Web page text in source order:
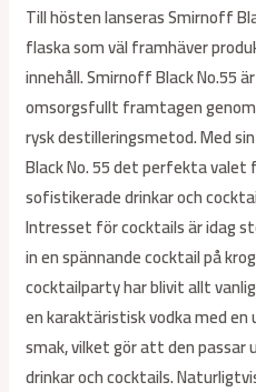
Till hösten lanseras Smirnoff
flaska som väl framhäver
innehåll. Smirnoff Black No.55
omsorgsfullt framtagen
rysk destilleringsmetod. Med
Black No. 55 det perfekta valet
sofistikerade drinkar och
Intresset för cocktails är idag
in en spännande cocktail på
cocktailparty har blivit allt
en karaktäristisk vodka med
smak, vilket gör att den
drinkar och cocktails.